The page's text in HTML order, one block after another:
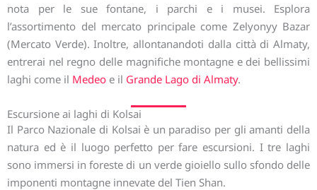
nota per le sue fontane, i parchi e i musei. Esplora
l’assortimento del mercato principale come Zelyonyy Bazar
(Mercato Verde). Inoltre, allontanandoti dalla città di Almaty,
entrerai nel regno delle magnifiche montagne e dei bellissimi
laghi come il Medeo e il Grande Lago di Almaty.
Escursione ai laghi di Kolsai
Il Parco Nazionale di Kolsai è un paradiso per gli amanti della
natura ed è il luogo perfetto per fare escursioni. I tre laghi
sono immersi in foreste di un verde gioiello sullo sfondo delle
imponenti montagne innevate del Tien Shan.